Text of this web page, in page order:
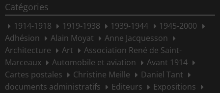
Catégories
1914-1918 1919-1938 1939-1944
1945-2000
Adhésion
Alain Moyat
Anne Jacquesson
Architecture
Art
Association René de Saint-
Marceaux
Automobile et aviation
Avant 1914
Cartes postales
Christine Meille
Daniel Tant
documents administratifs
Editeurs
Expositions